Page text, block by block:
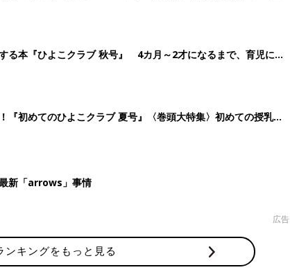
る本『ひよこクラブ 秋号』 4カ月～2才になるまで、育児に役
『初めてのひよこクラブ 夏号』〈巻頭大特集〉初めての授乳が
の基本と夏のトラブル 解決テク
新「arrows」事情
広告
ンキングをもっと見る